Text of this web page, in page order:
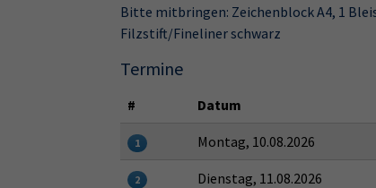
Bitte mitbringen: Zeichenblock A4, 1
Filzstift/Fineliner schwarz
Termine
# Datum
1 Montag, 10.08.2026
2 Dienstag, 11.08.2026